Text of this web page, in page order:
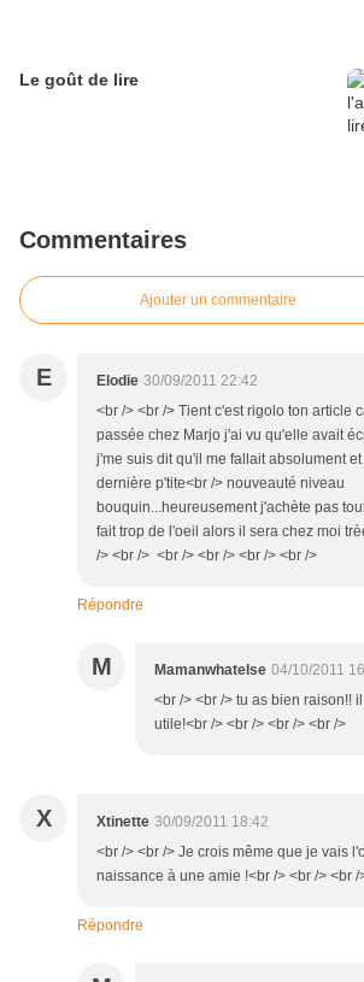
Le goût de lire
Commentaires
Ajouter un commentaire
E Elodie 30/09/2011 22:42
<br /> <br /> Tient c'est rigolo ton article
passée chez Marjo j'ai vu qu'elle avait
j'me suis dit qu'il me fallait absolument
dernière p'tite<br /> nouveauté niveau
bouquin...heureusement j'achète pas
fait trop de l'oeil alors il sera chez moi
/> <br /> <br /> <br /> <br /> <br />
Répondre
M Mamanwhatelse 04/10/2011
<br /> <br /> tu as bien raison!!
utile!<br /> <br /> <br /> <br />
X Xtinette 30/09/2011 18:42
<br /> <br /> Je crois même que je vais
naissance à une amie !<br /> <br /> <br /
Répondre